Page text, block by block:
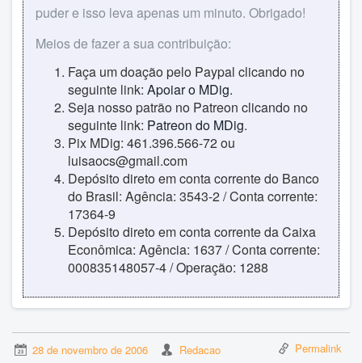
puder e isso leva apenas um minuto. Obrigado!
Meios de fazer a sua contribuição:
Faça um doação pelo Paypal clicando no
seguinte link: Apoiar o MDig.
Seja nosso patrão no Patreon clicando no
seguinte link: Patreon do MDig.
Pix MDig: 461.396.566-72 ou
luisaocs@gmail.com
Depósito direto em conta corrente do Banco
do Brasil: Agência: 3543-2 / Conta corrente:
17364-9
Depósito direto em conta corrente da Caixa
Econômica: Agência: 1637 / Conta corrente:
000835148057-4 / Operação: 1288
28 de novembro de 2006 Redacao Permalink